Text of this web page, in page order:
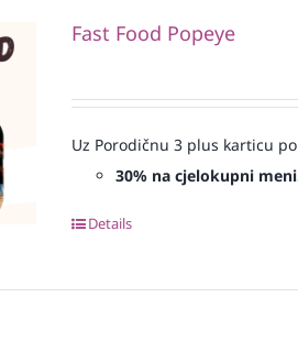
Fast Food Popeye
Uz Porodičnu 3 plus karticu
30% na cjelokupni
Details